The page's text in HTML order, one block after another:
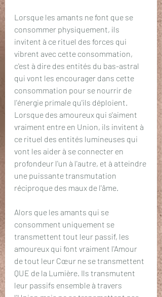
Lorsque les amants ne font que se
consommer physiquement, ils
invitent à ce rituel des forces qui
vibrent avec cette consommation,
c'est à dire des entités du bas-astral
qui vont les encourager dans cette
consommation pour se nourrir de
l'énergie primale qu'ils déploient.
Lorsque des amoureux qui s'aiment
vraiment entre en Union, ils invitent à
ce rituel des entités lumineuses qui
vont les aider à se connecter en
profondeur l'un à l'autre, et à atteindre
une puissante transmutation
réciproque des maux de l'âme.
Alors que les amants qui se
consomment uniquement se
transmettent tout leur passif, les
amoureux qui font vraiment l'Amour
de tout leur Cœur ne se transmettent
QUE de la Lumière. Ils transmutent
leur passifs ensemble à travers